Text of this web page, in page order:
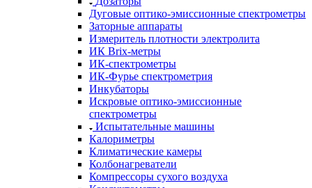
Дуговые оптико-эмиссионные спектрометры
Заторные аппараты
Измеритель плотности электролита
ИК Brix-метры
ИК-спектрометры
ИК-Фурье спектрометрия
Инкубаторы
Искровые оптико-эмиссионные
спектрометры
Испытательные машины
Калориметры
Климатические камеры
Колбонагреватели
Компрессоры сухого воздуха